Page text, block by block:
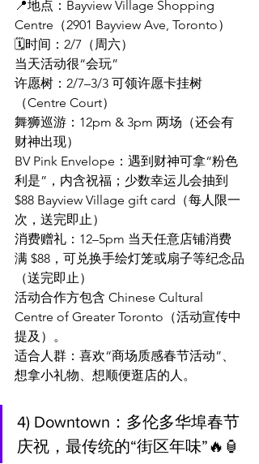
📍地点：Bayview Village Shopping
Centre（2901 Bayview Ave, Toronto）
🗓️时间：2/7（周六）
当天活动很“会玩”
许愿树：2/7–3/3 可领许愿卡挂树
（Centre Court）
舞狮巡游：12pm & 3pm 两场（还会有
财神出现）
BV Pink Envelope：遇到财神可拿“粉色
利是”，内含祝福；少数幸运儿会抽到
$88 Bayview Village gift card（每人限一
次，送完即止）
消费赠礼：12–5pm 当天任意店铺消费
满 $88，可兑换手绘灯笼或扇子等纪念品
（送完即止）
活动合作方包含 Chinese Cultural
Centre of Greater Toronto（活动宣传中
提及）。
适合人群：喜欢“商场质感春节活动”、
想拿小礼物、想顺便逛店的人。
4) Downtown：多伦多华埠春节
庆祝，最传统的“街区年味”🔥🏮